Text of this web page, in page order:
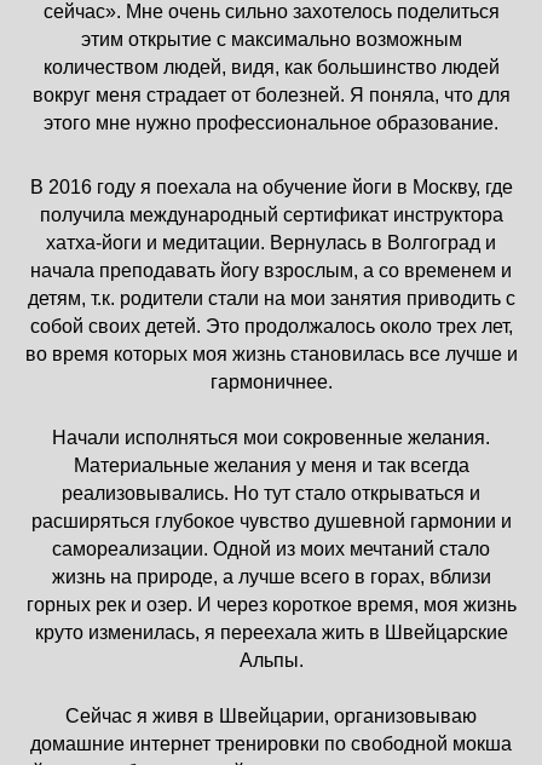
сейчас». Мне очень сильно захотелось поделиться
этим открытие с максимально возможным
количеством людей, видя, как большинство людей
вокруг меня страдает от болезней. Я поняла, что для
этого мне нужно профессиональное образование.
В 2016 году я поехала на обучение йоги в Москву, где
получила международный сертификат инструктора
хатха-йоги и медитации. Вернулась в Волгоград и
начала преподавать йогу взрослым, а со временем и
детям, т.к. родители стали на мои занятия приводить с
собой своих детей. Это продолжалось около трех лет,
во время которых моя жизнь становилась все лучше и
гармоничнее.
Начали исполняться мои сокровенные желания.
Материальные желания у меня и так всегда
реализовывались. Но тут стало открываться и
расширяться глубокое чувство душевной гармонии и
самореализации. Одной из моих мечтаний стало
жизнь на природе, а лучше всего в горах, вблизи
горных рек и озер. И через короткое время, моя жизнь
круто изменилась, я переехала жить в Швейцарские
Альпы.
Сейчас я живя в Швейцарии, организовываю
домашние интернет тренировки по свободной мокша